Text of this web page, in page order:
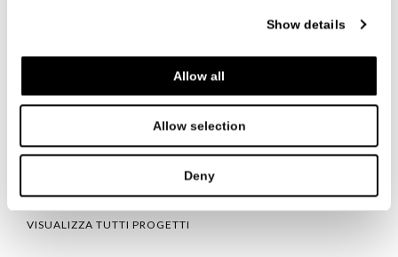
Show details
Allow all
Allow selection
Deny
In questo progetto, MisuraEmme dimostra ancora una volta la
ingegneristica, offrendo soluzioni su misura che si integrano
armoniosamente con l’architettura esistente. Un design
innovativo, materiali di pregio e dettagli curati fanno di ogni
ambiente un'espressione unica di eleganza e
personalizzazione.
VISUALIZZA TUTTI PROGETTI